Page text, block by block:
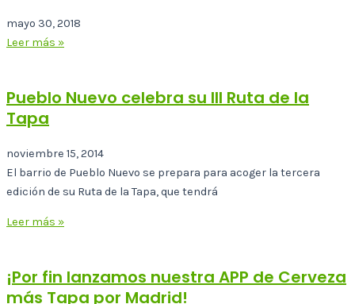
mayo 30, 2018
Leer más »
Pueblo Nuevo celebra su III Ruta de la
Tapa
noviembre 15, 2014
El barrio de Pueblo Nuevo se prepara para acoger la tercera
edición de su Ruta de la Tapa, que tendrá
Leer más »
¡Por fin lanzamos nuestra APP de Cerveza
más Tapa por Madrid!